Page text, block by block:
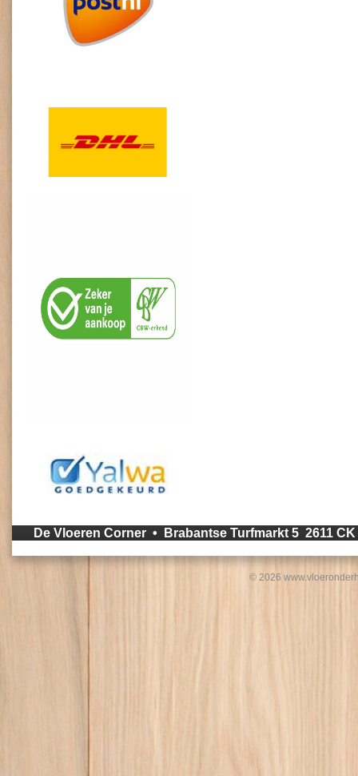
De Vloeren Corner • Brabantse Turfmarkt 5 2611
© 2026